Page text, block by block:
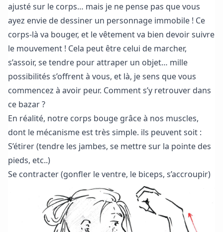
ajusté sur le corps… mais je ne pense pas que vous
ayez envie de dessiner un personnage immobile ! Ce
corps-là va bouger, et le vêtement va bien devoir suivre
le mouvement ! Cela peut être celui de marcher,
s’assoir, se tendre pour attraper un objet… mille
possibilités s’offrent à vous, et là, je sens que vous
commencez à avoir peur. Comment s’y retrouver dans
ce bazar ?
En réalité, notre corps bouge grâce à nos muscles,
dont le mécanisme est très simple. ils peuvent soit :
S’étirer (tendre les jambes, se mettre sur la pointe des
pieds, etc..)
Se contracter (gonfler le ventre, le biceps, s’accroupir)